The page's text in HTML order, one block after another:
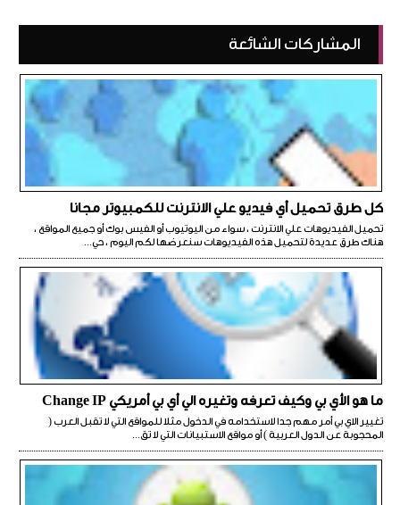
المشاركات الشائعة
كل طرق تحميل أي فيديو علي الانترنت للكمبيوتر مجانا
تحميل الفيديوهات علي الانترنت ، سواء من اليوتيوب أو الفيس بوك أو جميع المواقع ،
هناك طرق عديدة لتحميل هذه الفيديوهات سنعرضها لكم اليوم ، حي...
ما هو الأي بي وكيف تعرفه وتغيره الي أي بي أمريكي Change IP
تغيير الاي بي أمر مهم جدا لاستخدامه في الدخول مثلا للمواقع التي لا تقبل العرب (
المحجوبة عن الدول العربية ) أو مواقع الاستبيانات التي لا تق...